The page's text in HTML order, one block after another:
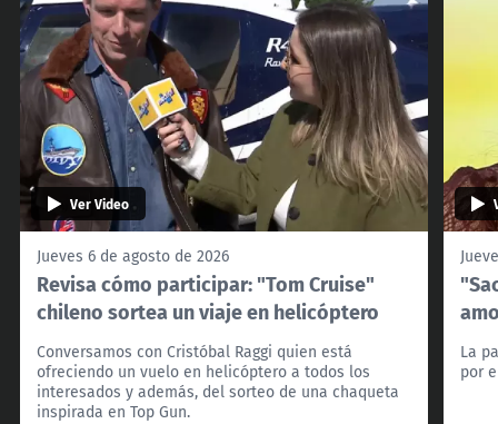
Ver Video
Jueves 6 de agosto de 2026
Revisa cómo participar: "Tom Cruise"
chileno sortea un viaje en helicóptero
Conversamos con Cristóbal Raggi quien está
ofreciendo un vuelo en helicóptero a todos los
interesados y además, del sorteo de una chaqueta
inspirada en Top Gun.
La
por